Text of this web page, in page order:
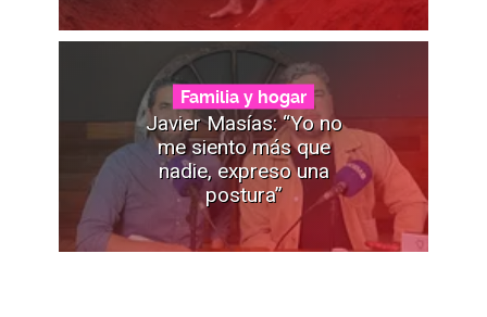
Familia y hogar
Javier Masías: “Yo no
me siento más que
nadie, expreso una
postura”